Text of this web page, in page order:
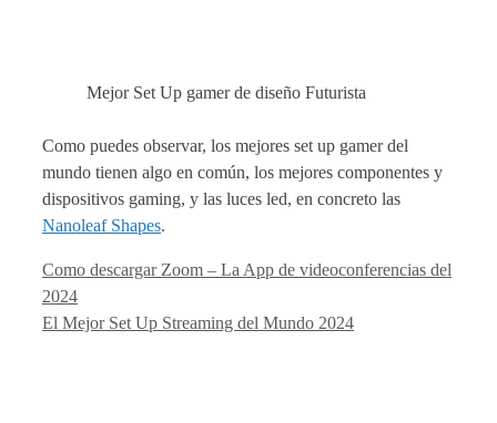
Mejor Set Up gamer de diseño Futurista
Como puedes observar, los mejores set up gamer del
mundo tienen algo en común, los mejores componentes y
dispositivos gaming, y las luces led, en concreto las
Nanoleaf Shapes.
Como descargar Zoom – La App de videoconferencias del
2024
El Mejor Set Up Streaming del Mundo 2024